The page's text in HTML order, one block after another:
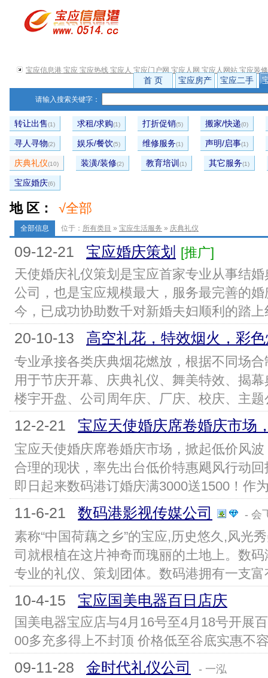
宝应信息港 宝应 宝应热线 宝应人 宝应门户网 宝应人网 宝应人网站 宝应装
首 页 宝应房产 宝应二手
请输入搜索关键字：
转让出售(1) 求租/求购(1) 打折促销(5) 搬家/快递(0)
寻人寻物(2) 娱乐/餐饮(5) 维修服务(1) 声明/启事(1)
庆典礼仪(10) 装潢/装修(2) 教育培训 (1) 其它服务(1)
宝应婚庆(6)
地 区： √全部
全部信息 位于： 所有类目 » 宝应生活服务 » 庆典礼仪
09-12-21 宝应婚庆策划 [推广]
天使婚庆礼仪策划是宝应首家专业从事结
公司，也是宝应规模最大，服务最完善的
今，已成功协助数千对新婚夫妇顺利的踏
20-10-13 高空礼花，特效烟火，彩
专业承接各类庆典烟花燃放，根据不同场
用于节庆开幕、庆典礼仪、舞美特效、揭
楼宇开盘、公司周年庆、厂庆、校庆、主
12-2-21 宝应天使婚庆席卷婚庆市场
宝应天使婚庆席卷婚庆市场，掀起低价风
合理的现状，率先出台低价特惠飓风行动
即日起来数码港订婚庆满3000送1500！作
11-6-21 数码港影视传媒公司 - 会
素称“中国荷藕之乡”的宝应,历史悠久,风光
司就根植在这片神奇而瑰丽的土地上。数
专业的礼仪、策划团体。数码港拥有一支
10-4-15 宝应国美电器百日店庆
国美电器宝应店与4月16号至4月18号开展
00多充多得上不封顶 价格低至谷底实惠不
09-11-28 金时代礼仪公司 - 一泓